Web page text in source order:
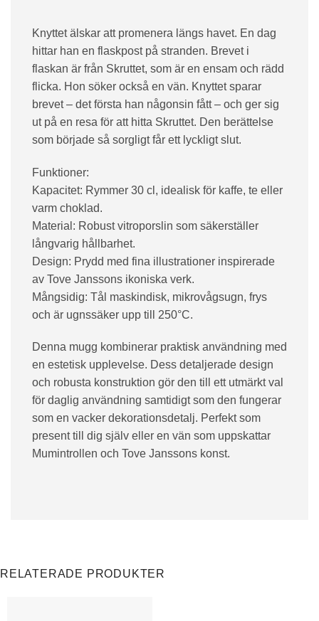
Knyttet älskar att promenera längs havet. En dag
hittar han en flaskpost på stranden. Brevet i
flaskan är från Skruttet, som är en ensam och rädd
flicka. Hon söker också en vän. Knyttet sparar
brevet – det första han någonsin fått – och ger sig
ut på en resa för att hitta Skruttet. Den berättelse
som började så sorgligt får ett lyckligt slut.
Funktioner:
Kapacitet: Rymmer 30 cl, idealisk för kaffe, te eller
varm choklad.
Material: Robust vitroporslin som säkerställer
långvarig hållbarhet.
Design: Prydd med fina illustrationer inspirerade
av Tove Janssons ikoniska verk.
Mångsidig: Tål maskindisk, mikrovågsugn, frys
och är ugnssäker upp till 250°C.
Denna mugg kombinerar praktisk användning med
en estetisk upplevelse. Dess detaljerade design
och robusta konstruktion gör den till ett utmärkt val
för daglig användning samtidigt som den fungerar
som en vacker dekorationsdetalj. Perfekt som
present till dig själv eller en vän som uppskattar
Mumintrollen och Tove Janssons konst.
RELATERADE PRODUKTER